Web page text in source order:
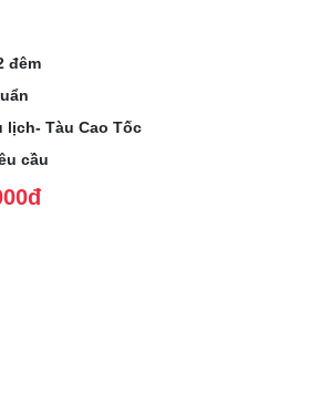
đêm
lịch- Tàu Cao Tốc
cầu